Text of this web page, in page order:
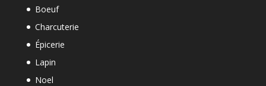
Boeuf
Charcuterie
Épicerie
Lapin
Noel